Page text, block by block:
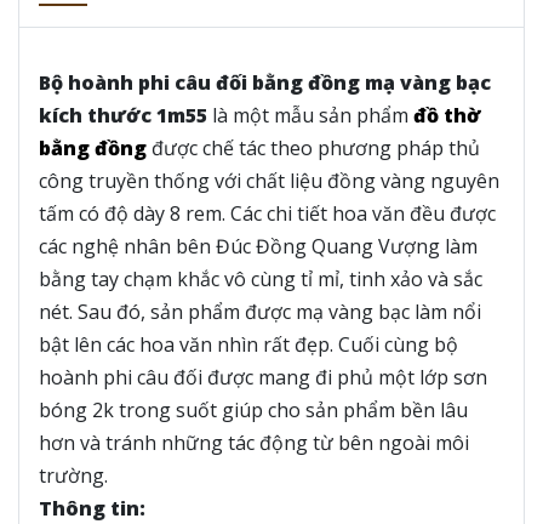
Bộ hoành phi câu đối bằng đồng mạ vàng bạc
kích thước 1m55 là một mẫu sản phẩm đồ thờ
bằng đồng được chế tác theo phương pháp thủ
công truyền thống với chất liệu đồng vàng nguyên
tấm có độ dày 8 rem. Các chi tiết hoa văn đều được
các nghệ nhân bên Đúc Đồng Quang Vượng làm
bằng tay chạm khắc vô cùng tỉ mỉ, tinh xảo và sắc
nét. Sau đó, sản phẩm được mạ vàng bạc làm nổi
bật lên các hoa văn nhìn rất đẹp. Cuối cùng bộ
hoành phi câu đối được mang đi phủ một lớp sơn
bóng 2k trong suốt giúp cho sản phẩm bền lâu
hơn và tránh những tác động từ bên ngoài môi
trường.
Thông tin: